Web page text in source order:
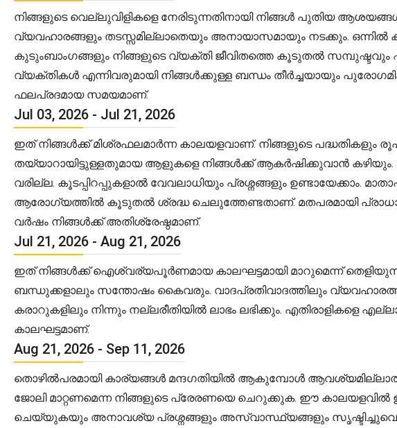
നിങ്ങളുടെ വെല്ലുവിളികളെ നേരിടുന്നതിനായി നിങ്ങൾ പുതിയ
വ്യവഹാരങ്ങളും തടസ്സമില്ലാതെയും അനായാസമായും നടക്കും.
കുടുംബാംഗങ്ങളും നിങ്ങളുടെ വ്യക്തി ജീവിതത്തെ കൂടുതൽ സമ്പുഷ്ടവും
വ്യക്തികൾ എന്നിവരുമായി നിങ്ങൾക്കുള്ള ബന്ധം തീർച്ചയായും
ഫലപ്രദമായ സമയമാണ്.
Jul 03, 2026 - Jul 21, 2026
ഇത് നിങ്ങൾക്ക് മിശ്രഫലമാർന്ന കാലയളവാണ്. നിങ്ങളുടെ
തയ്യാറായിട്ടുള്ളതുമായ ആളുകളെ നിങ്ങൾക്ക് ആകർഷിക്കുവാൻ കഴിയും.
വരില്ല. കൂടപ്പിറപ്പുകളാൽ വേവലാധിയും പ്രശ്നങ്ങളും ഉണ്ടായേക്കാം.
ആരോഗ്യത്തിൽ കൂടുതൽ ശ്രദ്ധ ചെലുത്തേണ്ടതാണ്. മതപരമായി
വർഷം നിങ്ങൾക്ക് അതിശ്രേഷ്ഠമാണ്.
Jul 21, 2026 - Aug 21, 2026
ഇത് നിങ്ങൾക്ക് ഐശ്വര്യപൂർണമായ കാലഘട്ടമായി മാറുമെന്ന്
ബന്ധുക്കളാലും സന്തോഷം കൈവരും. വാദപ്രതിവാദത്തിലും
കരാറുകളിലും നിന്നും നല്ലരീതിയിൽ ലാഭം ലഭിക്കും. എതിരാളികളെ
കാലഘട്ടമാണ്.
Aug 21, 2026 - Sep 11, 2026
തൊഴിൽപരമായി കാര്യങ്ങൾ മന്ദഗതിയിൽ ആകുമ്പോൾ ആവശ്യമില്ലാത്ത
ജോലി മാറ്റണമെന്ന നിങ്ങളുടെ പ്രേരണയെ ചെറുക്കുക. ഈ
ചെയ്യുകയും അനാവശ്യ പ്രശ്നങ്ങളും അസ്വാസ്ഥ്യങ്ങളും